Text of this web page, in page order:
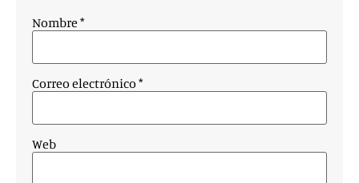
Nombre *
Correo electrónico *
Web